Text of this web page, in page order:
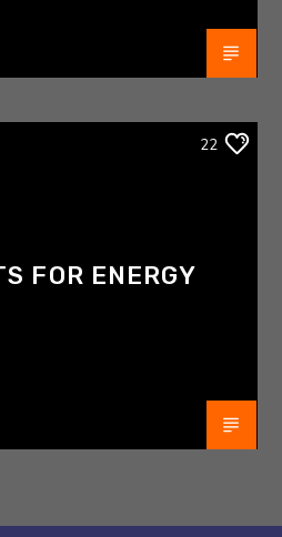
22
FOR ENERGY